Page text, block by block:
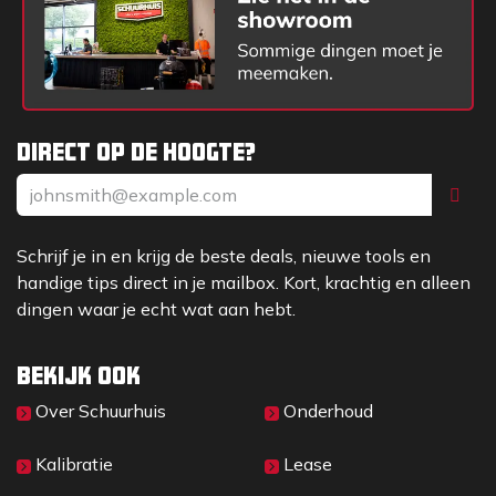
Direct op de hoogte?
Schrijf je in en krijg de beste deals, nieuwe tools en
handige tips direct in je mailbox. Kort, krachtig en alleen
dingen waar je echt wat aan hebt.
Bekijk ook
Over Sc​huurhuis
Kalibratie
Onderhoud
Lease